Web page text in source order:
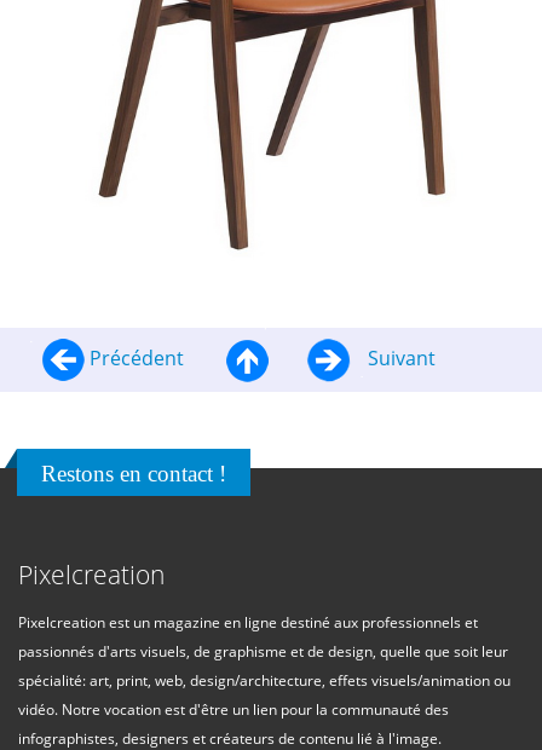
Précédent Suivant
Restons en contact !
Pixelcreation
Pixelcreation est un magazine en ligne destiné aux professionnels et
passionnés d'arts visuels, de graphisme et de design, quelle que soit leur
spécialité: art, print, web, design/architecture, effets visuels/animation ou
vidéo. Notre vocation est d'être un lien pour la communauté des
infographistes, designers et créateurs de contenu lié à l'image.